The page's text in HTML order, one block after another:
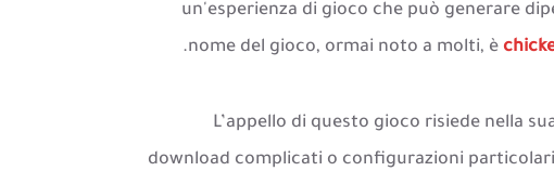
un'esperienza di gioco che può generare
nome del gioco, ormai noto a molti, è
L’appello di questo gioco risiede nella
download complicati o configurazioni